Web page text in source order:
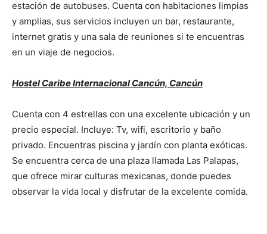
estación de autobuses. Cuenta con habitaciones limpias
y amplias, sus servicios incluyen un bar, restaurante,
internet gratis y una sala de reuniones si te encuentras
en un viaje de negocios.
Hostel Caribe Internacional Cancún, Cancún
Cuenta con 4 estrellas con una excelente ubicación y un
precio especial. Incluye: Tv, wifi, escritorio y baño
privado. Encuentras piscina y jardín con planta exóticas.
Se encuentra cerca de una plaza llamada Las Palapas,
que ofrece mirar culturas mexicanas, donde puedes
observar la vida local y disfrutar de la excelente comida.